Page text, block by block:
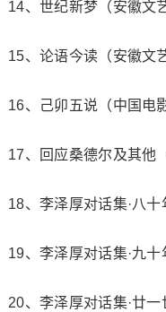
14、世纪新梦（安徽文
15、论语今读（安徽文
16、己卯五说（中国电
17、回应桑德尔及其他
18、李泽厚对话集·八
19、李泽厚对话集·九
20、李泽厚对话集·廿